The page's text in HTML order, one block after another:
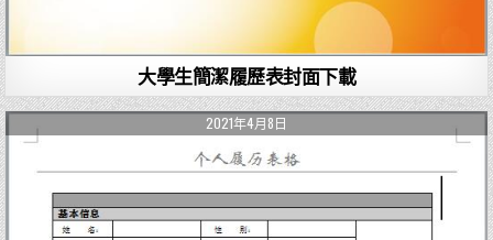
大學生簡潔履歷表封面下載
2021年4月8日